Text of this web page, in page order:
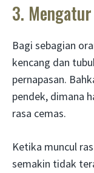
3.
Bagi sebagian
kencang dan
pernapasan.
pendek, dimana
rasa cemas.
Ketika muncul
semakin tidak